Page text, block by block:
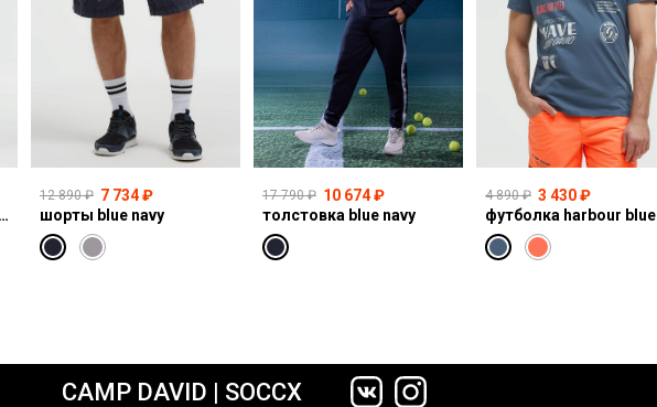
джинсы NI:CO:R611 light vintage print jogg
12 890 ₽ 7 734 ₽
шорты blue navy
17 790 ₽ 10 674 ₽
толстовка blue navy
4 890 ₽ 3 430 ₽
футболка harbour blue
CAMP DAVID | SOCCX